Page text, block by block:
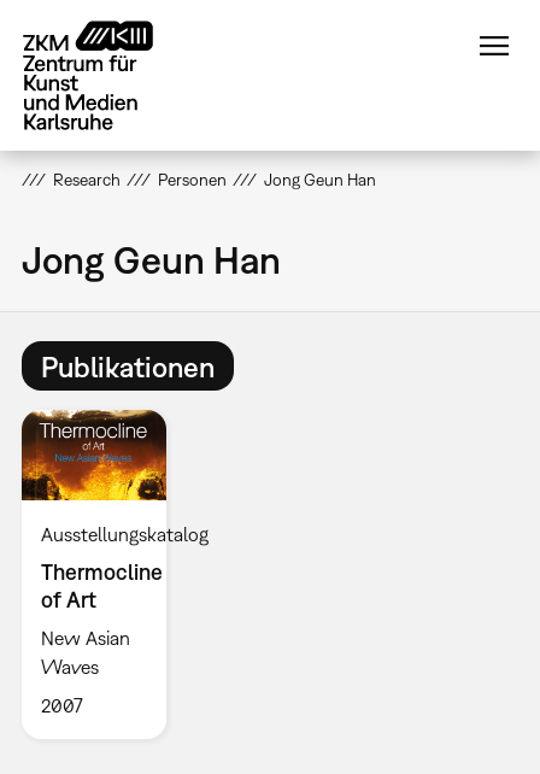
zum
Inhalt
Research Personen Jong Geun Han
Jong Geun Han
Publikationen
Ausstellungskatalog
Thermocline
of Art
New Asian
Waves
2007